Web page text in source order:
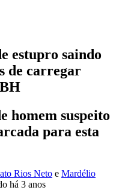
estupro saindo
de carregar
homem suspeito
para esta
Rios Neto e Mardélio
há 3 anos